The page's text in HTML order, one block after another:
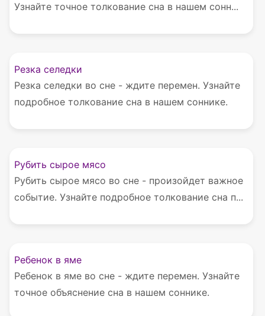
Узнайте точное толкование сна в нашем сонн...
Резка селедки
Резка селедки во сне - ждите перемен. Узнайте
подробное толкование сна в нашем соннике.
Рубить сырое мясо
Рубить сырое мясо во сне - произойдет важное
событие. Узнайте подробное толкование сна п...
Ребенок в яме
Ребенок в яме во сне - ждите перемен. Узнайте
точное объяснение сна в нашем соннике.